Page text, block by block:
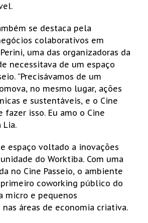
se destaca pela
colaborativos em
uma das organizadoras da
necessitava de um espaço
“Precisávamos de um
no mesmo lugar, ações
e sustentáveis, e o Cine
fazer isso. Eu amo o Cine
Lia.
espaço voltado a inovações
do Worktiba. Com uma
no Cine Passeio, o ambiente
coworking público do
micro e pequenos
áreas de economia criativa.